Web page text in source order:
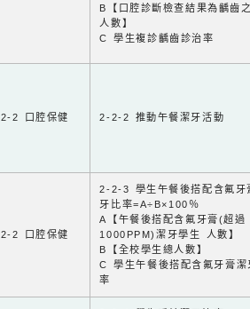
B【口腔診斷檢查結果為齲齒
人數】
C 學生複診齲齒診治率
2-2 口腔保健 2-2-2 推動午餐潔牙活動
2-2 口腔保健
2-2-3 學生午餐後搭配含氟牙
牙比率=A÷B×100％
A【午餐後搭配含氟牙膏(超過
1000PPM)潔牙學生 人數】
B【全校學生總人數】
C 學生午餐後搭配含氟牙膏潔
率